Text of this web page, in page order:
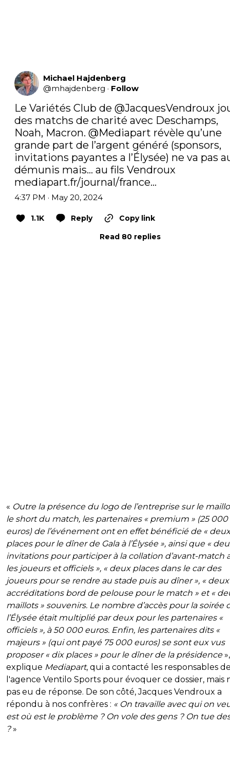
Michael Hajdenberg
@mhajdenberg · Follow
Le Variétés Club de ⁦ @JacquesVendroux
des matchs de charité avec Deschamps,
Noah, Macron. ⁦ @Mediapart ⁩ révèle qu’une
grande part de l’argent généré (sponsors,
invitations payantes a l’Élysée) ne va pas
mediapart.fr/journal/france…
4:37 PM · May 20, 2024
1.1K Reply
Copy link
Read 80 replies
« Outre la présence du logo de l’entreprise sur le
le short du match, les partenaires « premium » (25 000
euros) de l’événement ont en effet bénéficié de « deux
places pour le dîner de Gala à l’Élysée », ainsi que «
invitations pour participer à la collation d’avant-match
les joueurs et officiels », « deux places dans le car des
joueurs pour se rendre au stade puis au dîner », « deux
accréditations bord de pelouse pour le match » et «
maillots » souvenirs. Le nombre d’accès pour la soirée
l’Élysée était multiplié par deux pour les partenaires «
officiels », à 50 000 euros. Enfin, les partenaires dits «
majeurs » (qui ont payé 75 000 euros) se sont eux vus
proposer « dix places » pour le dîner de la présidence»,
explique Mediapart, qui a contacté les responsables
l'agence Ventilo Sports pour évoquer ce dossier, mais
pas eu de réponse. De son côté, Jacques Vendroux a
répondu à nos confrères : « On travaille avec qui on
est où est le problème ? On vole des gens ? On tue
?»